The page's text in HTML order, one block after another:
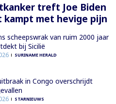
treft Joe Biden
kampt met hevige pijn
scheepswrak van ruim 2000 jaar
bij Sicilië
SURINAME HERALD
in Congo overschrijdt
STARNIEUWS